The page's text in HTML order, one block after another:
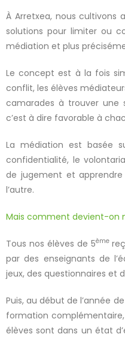
À Arretxea, nous cultivons
solutions pour limiter ou
médiation et plus
Le concept est à la fois
conflit, les élèves
camarades à trouver une
c’est à dire favorable à
La médiation est basée
confidentialité, le
de jugement et
l’autre.
Mais comment devient-on
Tous nos élèves de 5ème
par des enseignants de
jeux, des questionnaires et
Puis, au début de l’année
formation
élèves sont dans un état